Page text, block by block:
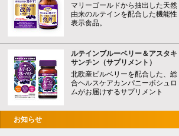
マリーゴールドから抽出した天然
由来のルテインを配合した機能性
表示食品。
ルテインブルーベリー＆アスタキ
サンチン（サプリメント）
北欧産ビルベリーを配合した、総
合ヘルスケアカンパニーボシュロ
ムがお届けするサプリメント
お知らせ